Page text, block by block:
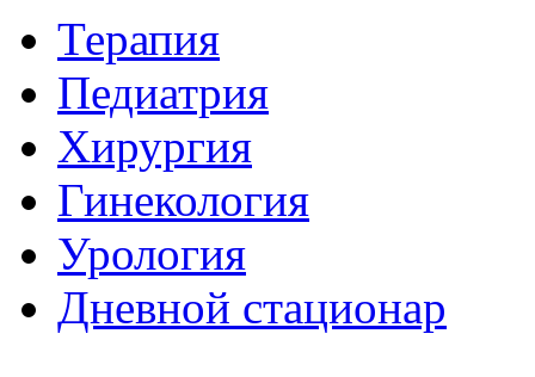
Терапия
Педиатрия
Хирургия
Гинекология
Урология
Дневной стационар